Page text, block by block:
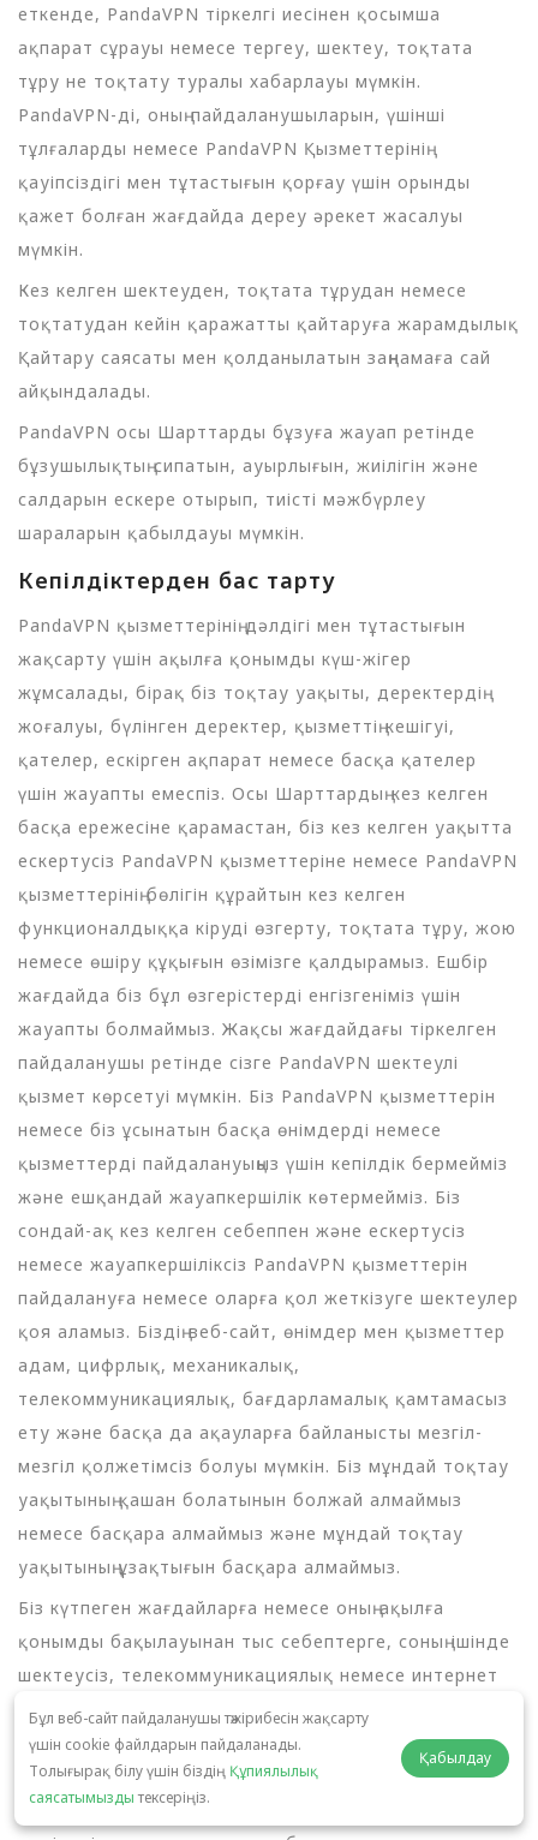
еткенде, PandaVPN тіркелгі иесінен қосымша
ақпарат сұрауы немесе тергеу, шектеу, тоқтата
тұру не тоқтату туралы хабарлауы мүмкін.
PandaVPN-ді, оның пайдаланушыларын, үшінші
тұлғаларды немесе PandaVPN Қызметтерінің
қауіпсіздігі мен тұтастығын қорғау үшін орынды
қажет болған жағдайда дереу әрекет жасалуы
мүмкін.
Кез келген шектеуден, тоқтата тұрудан немесе
тоқтатудан кейін қаражатты қайтаруға жарамдылық
Қайтару саясаты мен қолданылатын заңнамаға сай
айқындалады.
PandaVPN осы Шарттарды бұзуға жауап ретінде
бұзушылықтың сипатын, ауырлығын, жиілігін және
салдарын ескере отырып, тиісті мәжбүрлеу
шараларын қабылдауы мүмкін.
Кепілдіктерден бас тарту
PandaVPN қызметтерінің дәлдігі мен тұтастығын
жақсарту үшін ақылға қонымды күш-жігер
жұмсалады, бірақ біз тоқтау уақыты, деректердің
жоғалуы, бүлінген деректер, қызметтің кешігуі,
қателер, ескірген ақпарат немесе басқа қателер
үшін жауапты емеспіз. Осы Шарттардың кез келген
басқа ережесіне қарамастан, біз кез келген уақытта
ескертусіз PandaVPN қызметтеріне немесе PandaVPN
қызметтерінің бөлігін құрайтын кез келген
функционалдыққа кіруді өзгерту, тоқтата тұру, жою
немесе өшіру құқығын өзімізге қалдырамыз. Ешбір
жағдайда біз бұл өзгерістерді енгізгеніміз үшін
жауапты болмаймыз. Жақсы жағдайдағы тіркелген
пайдаланушы ретінде сізге PandaVPN шектеулі
қызмет көрсетуі мүмкін. Біз PandaVPN қызметтерін
немесе біз ұсынатын басқа өнімдерді немесе
қызметтерді пайдалануыңыз үшін кепілдік бермейміз
және ешқандай жауапкершілік көтермейміз. Біз
сондай-ақ кез келген себеппен және ескертусіз
немесе жауапкершіліксіз PandaVPN қызметтерін
пайдалануға немесе оларға қол жеткізуге шектеулер
қоя аламыз. Біздің веб-сайт, өнімдер мен қызметтер
адам, цифрлық, механикалық,
телекоммуникациялық, бағдарламалық қамтамасыз
ету және басқа да ақауларға байланысты мезгіл-
мезгіл қолжетімсіз болуы мүмкін. Біз мұндай тоқтау
уақытының қашан болатынын болжай алмаймыз
немесе басқара алмаймыз және мұндай тоқтау
уақытының ұзақтығын басқара алмаймыз.
Біз күтпеген жағдайларға немесе оның ақылға
қонымды бақылауынан тыс себептерге, соның ішінде
шектеусіз, телекоммуникациялық немесе интернет
қызметін жеткізушілердің істен шығуына, форс-
мажорлық жағдайларға, жер сілкіністеріне, өрттерге,
су тасқындарына, эмбаргоға, еңбек даулары мен
ереуілдерге, тәртіпсіздіктерге, соғысқа, өнім
Бұл веб-сайт пайдаланушы тәжірибесін жақсарту
үшін cookie файлдарын пайдаланады.
Толығырақ білу үшін біздің Құпиялылық
саясатымыздытексеріңіз.
Қабылдау